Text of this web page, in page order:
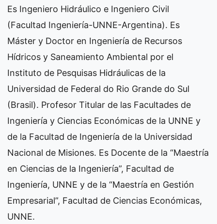
Es Ingeniero Hidráulico e Ingeniero Civil
(Facultad Ingeniería-UNNE-Argentina). Es
Máster y Doctor en Ingeniería de Recursos
Hídricos y Saneamiento Ambiental por el
Instituto de Pesquisas Hidráulicas de la
Universidad de Federal do Rio Grande do Sul
(Brasil). Profesor Titular de las Facultades de
Ingeniería y Ciencias Económicas de la UNNE y
de la Facultad de Ingeniería de la Universidad
Nacional de Misiones. Es Docente de la “Maestría
en Ciencias de la Ingeniería”, Facultad de
Ingeniería, UNNE y de la “Maestría en Gestión
Empresarial”, Facultad de Ciencias Económicas,
UNNE.